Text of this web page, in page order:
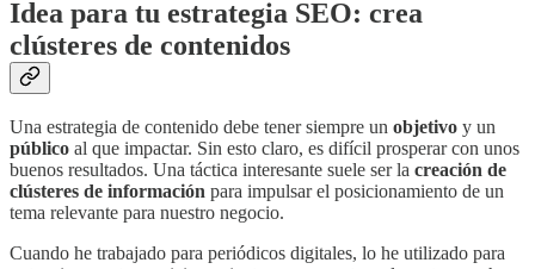
Idea para tu estrategia SEO: crea
clústeres de contenidos
Una estrategia de contenido debe tener siempre un objetivo y un
público al que impactar. Sin esto claro, es difícil prosperar con unos
buenos resultados. Una táctica interesante suele ser la creación de
clústeres de información para impulsar el posicionamiento de un
tema relevante para nuestro negocio.
Cuando he trabajado para periódicos digitales, lo he utilizado para